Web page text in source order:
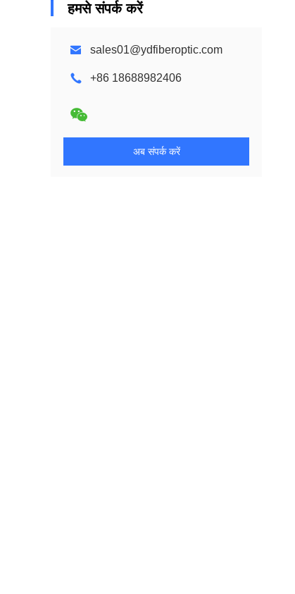
हमसे संपर्क करें
sales01@ydfiberoptic.com
+86 18688982406
अब संपर्क करें